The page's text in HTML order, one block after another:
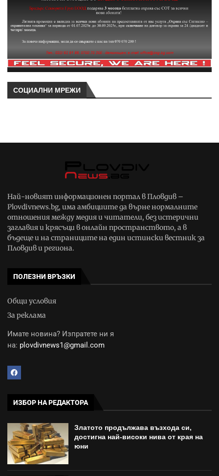
СОЦИАЛНИ МРЕЖИ
Най-новият информационен портал в Пловдив –
Plovdivnews.bg, има амбициите да върне нормалните
отношения между медия и читатели, без истерични
заглавия и крясъци в онлайн пространството, а в
бъдеще и на страниците на един истински вестник за
Пловдив и региона.
ПОЛЕЗНИ ВРЪЗКИ
Общи условия
За реклама
Имате новина? Изпратете ни я
на: plovdivnews1@gmail.com
ИЗБОР НА РЕДАКТОРА
Златото продължава възхода си,
достигна най-високи нива от края на
юни